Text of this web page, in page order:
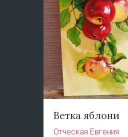
Ветка яблони
Отческая Евгения